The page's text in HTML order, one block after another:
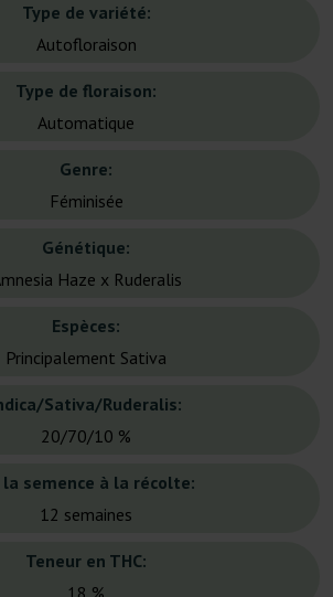
Type de variété:
Autofloraison
Type de floraison:
Automatique
Genre:
Féminisée
Génétique:
Haze x Ruderalis
Espèces:
Principalement Sativa
Sativa/Ruderalis:
20/70/10 %
la semence à la récolte:
12 semaines
Teneur en THC: